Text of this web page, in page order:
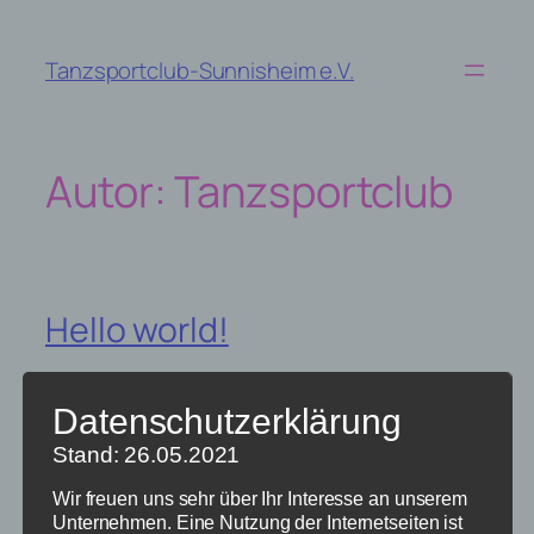
springen
Tanzsportclub-Sunnisheim e.V.
Autor:Tanzsportclub
Hello world!
Welcome to WordPress. This is your first post. Edit or
delete it, then start writing!
11. Mai 2020
Datenschutzerklärung
Stand: 26.05.2021
Wir freuen uns sehr über Ihr Interesse an unserem
Unternehmen. Eine Nutzung der Internetseiten ist